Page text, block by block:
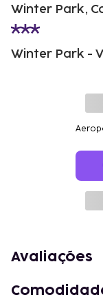
Winter Park,
Winter Park -
Avaliações